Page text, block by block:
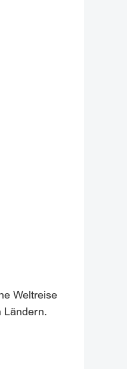
Weltreise
Ländern.